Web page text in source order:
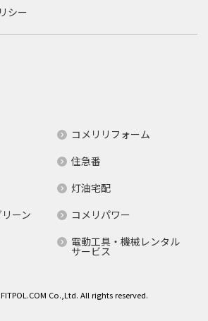
シー
コメリリフォーム
住急番
灯油宅配
ーン
コメリパワー
電動工具・機械レンタル
サービス
Co.,Ltd. All rights reserved.